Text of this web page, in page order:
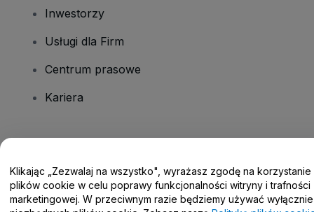
Inwestorzy
Usługi dla Firm
Centrum prasowe
Kariera
Centrum pomocy / Skontaktuj się z nami
Klikając „Zezwalaj na wszystko", wyrażasz zgodę na korzystanie
plików cookie w celu poprawy funkcjonalności witryny i trafności
marketingowej. W przeciwnym razie będziemy używać wyłącznie